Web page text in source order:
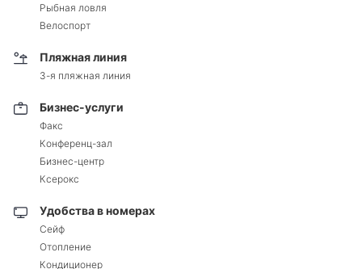
Рыбная ловля
Велоспорт
Пляжная линия
3-я пляжная линия
Бизнес-услуги
Факс
Конференц-зал
Бизнес-центр
Ксерокс
Удобства в номерах
Сейф
Отопление
Кондиционер